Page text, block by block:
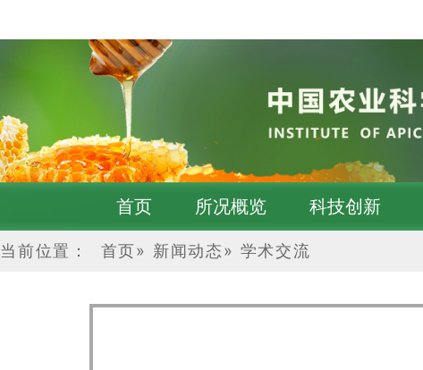
首页 所况概览 科技创新
当前位置： 首页» 新闻动态» 学术交流